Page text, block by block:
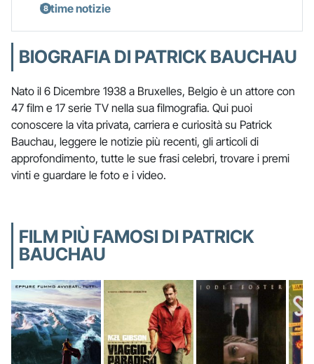
Ultime notizie
BIOGRAFIA DI PATRICK BAUCHAU
Nato il 6 Dicembre 1938 a Bruxelles, Belgio è un attore con
47 film e 17 serie TV nella sua filmografia. Qui puoi
conoscere la vita privata, carriera e curiosità su Patrick
Bauchau, leggere le notizie più recenti, gli articoli di
approfondimento, tutte le sue frasi celebri, trovare i premi
vinti e guardare le foto e i video.
FILM PIÙ FAMOSI DI PATRICK
BAUCHAU